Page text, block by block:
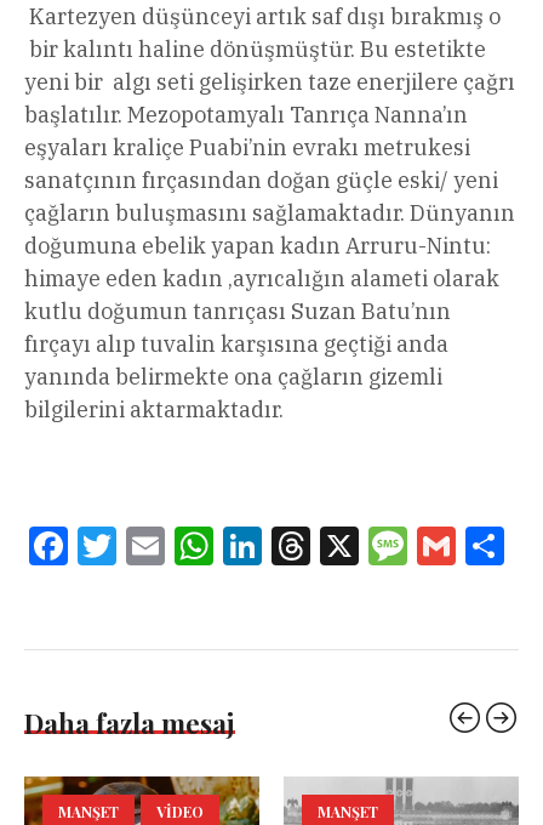
Kartezyen düşünceyi artık saf dışı bırakmış o
bir kalıntı haline dönüşmüştür. Bu estetikte
yeni bir algı seti gelişirken taze enerjilere çağrı
başlatılır. Mezopotamyalı Tanrıça Nanna’ın
eşyaları kraliçe Puabi’nin evrakı metrukesi
sanatçının fırçasından doğan güçle eski/ yeni
çağların buluşmasını sağlamaktadır. Dünyanın
doğumuna ebelik yapan kadın Arruru-Nintu:
himaye eden kadın ,ayrıcalığın alameti olarak
kutlu doğumun tanrıçası Suzan Batu’nın
fırçayı alıp tuvalin karşısına geçtiği anda
yanında belirmekte ona çağların gizemli
bilgilerini aktarmaktadır.
FacebookTwitterEmail WhatsAppLinkedInThreads
X Message
Gmail
Daha fazla mesaj
MANŞET VIDEO MANŞET